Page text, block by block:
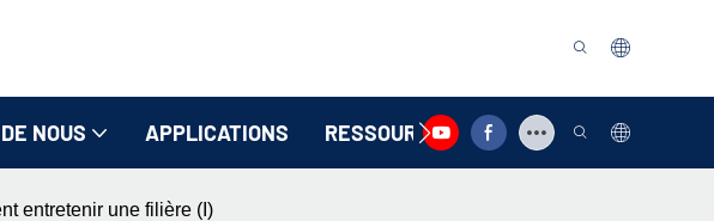
NOUS APPLICATIONS RESSOURCE CONTACTEZ-NOUS
entretenir une filière (I)